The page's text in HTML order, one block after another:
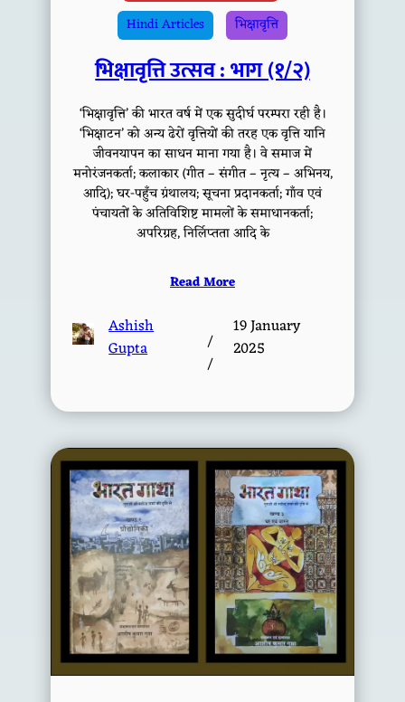
Hindi Articles
भिक्षावृत्ति
भिक्षावृत्ति उत्सव : भाग (१/२)
‘भिक्षावृत्ति’ की भारत वर्ष में एक सुदीर्घ परम्परा रही है।
‘भिक्षाटन’ को अन्य ढेरों वृत्तियों की तरह एक वृत्ति यानि
जीवनयापन का साधन माना गया है। वे समाज में
मनोरंजनकर्ता; कलाकार (गीत – संगीत – नृत्य – अभिनय,
आदि); घर-पहुँच ग्रंथालय; सूचना प्रदानकर्ता; गाँव एवं
पंचायतों के अतिविशिष्ट मामलों के समाधानकर्ता;
अपरिग्रह, निर्लिप्तता आदि के
Read More
Ashish
Gupta
/
/
19 January
2025